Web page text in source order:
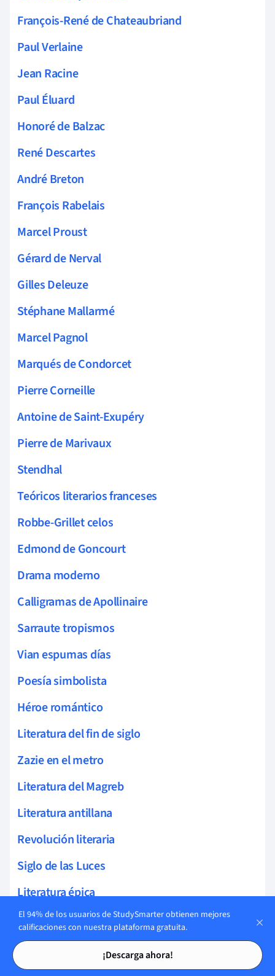
Tarjetas de estudio
Tarjetas de estudio
François-René de Chateaubriand
Paul Verlaine
Jean Racine
Paul Éluard
Honoré de Balzac
René Descartes
André Breton
François Rabelais
Marcel Proust
Gérard de Nerval
Gilles Deleuze
Stéphane Mallarmé
Marcel Pagnol
Marqués de Condorcet
Pierre Corneille
Antoine de Saint-Exupéry
Pierre de Marivaux
Stendhal
Teóricos literarios franceses
Robbe-Grillet celos
Edmond de Goncourt
Drama moderno
Calligramas de Apollinaire
Sarraute tropismos
Vian espumas días
Poesía simbolista
Héroe romántico
Literatura del fin de siglo
Zazie en el metro
Literatura del Magreb
Literatura antillana
Revolución literaria
Siglo de las Luces
Literatura épica
Poesía comprometida
Mitocrítica
Pastoral romana
El 94% de los usuarios de StudySmarter obtienen mejores
calificaciones con nuestra plataforma gratuita.
¡Descarga ahora!